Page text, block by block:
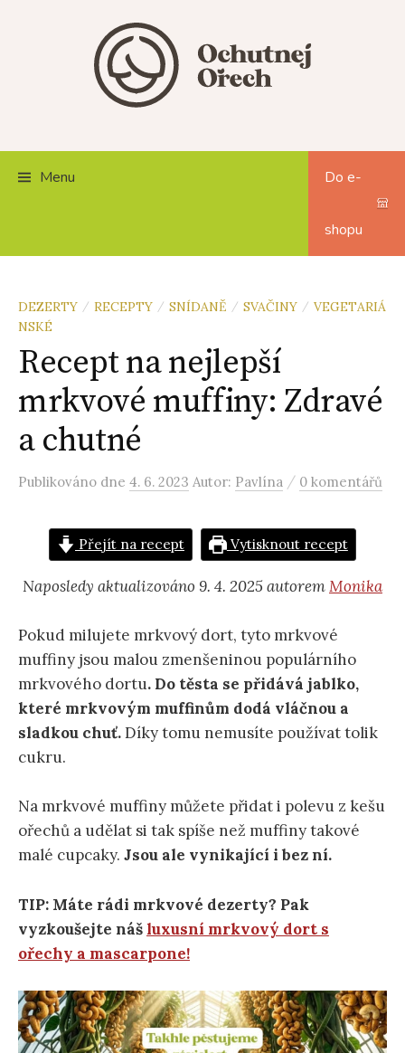
Menu Do e-
shopu
DEZERTY / RECEPTY / SNÍDANĚ / SVAČINY / VEGETARIÁ
NSKÉ
Recept na nejlepší
mrkvové muffiny: Zdravé
a chutné
Publikováno dne 4. 6. 2023 Autor: Pavlína / 0 komentářů
Přejít na recept Vytisknout recept
Naposledy aktualizováno 9. 4. 2025 autoremMonika
Pokud milujete mrkvový dort, tyto mrkvové
muffiny jsou malou zmenšeninou populárního
mrkvového dortu. Do těsta se přidává jablko,
které mrkvovým muffinům dodá vláčnou a
sladkou chuť.Díky tomu nemusíte používat tolik
cukru.
Na mrkvové muffiny můžete přidat i polevu z kešu
ořechů a udělat si tak spíše než muffiny takové
malé cupcaky. Jsou ale vynikající i bez ní.
TIP: Máte rádi mrkvové dezerty? Pak
vyzkoušejte nášluxusní mrkvový dort s
ořechy a mascarpone!